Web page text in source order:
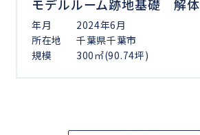
モデルルーム跡地基礎 解体
年月
2024年6月
所在地
千葉県千葉市
規模
300㎡(90.74坪)